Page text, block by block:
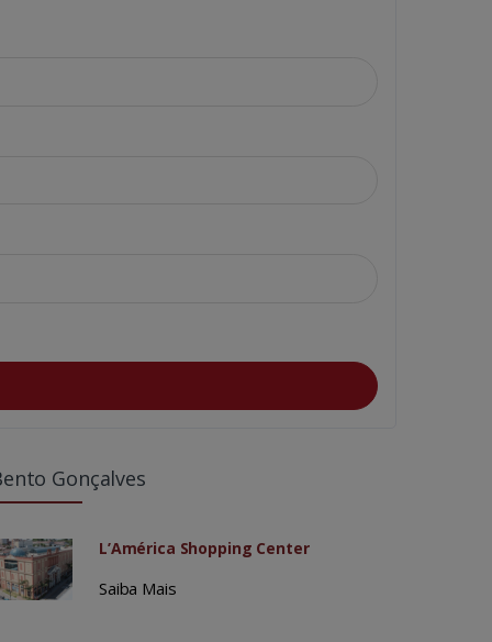
Gonçalves
L’América Shopping Center
Saiba Mais